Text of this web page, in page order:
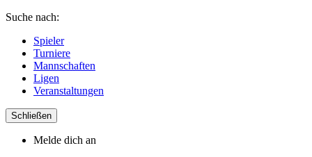
Suche nach:
Spieler
Turniere
Mannschaften
Ligen
Veranstaltungen
Schließen
Melde dich an